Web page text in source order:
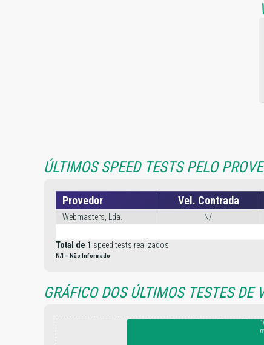
ÚLTIMOS SPEED TESTS PELO
Provedor Vel. Contrada
Webmasters, Lda. N/I
Total de 1 speed tests realizados
N/I = Não Informado
GRÁFICO DOS ÚLTIMOS TESTES DE